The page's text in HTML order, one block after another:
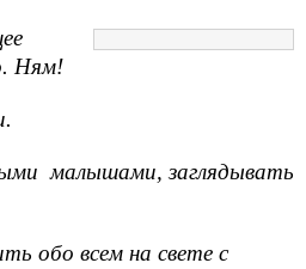
Ням!
малышами, заглядывать
обо всем на свете с